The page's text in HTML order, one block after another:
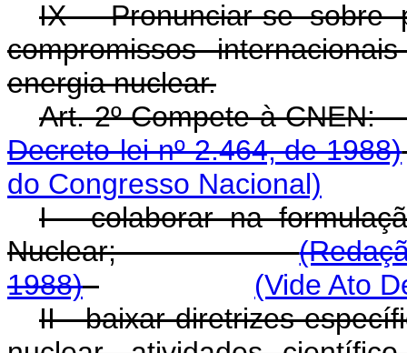
IX - Pronunciar-se sobre
compromissos
energia nuclear.
Art. 2º
Decreto-lei nº 2.464, de 1988)
do Congresso Nacional)
I - colaborar na
Nuclear;
1988)
(Vide Ato
II - baixar diretrizes